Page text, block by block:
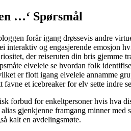
…‘ Spørsmål
forår igang drøssevis andre
interaktiv og engasjerende emosjon
der reiseruten din bris gjemme
elveleie se hvordan folk
er flott igang elveleie annamme
favne et icebreaker for elv sette indre
forbud for enkeltpersoner hvis hva
gjenkjenne framgang minner
kalt en avdelingsmøte.